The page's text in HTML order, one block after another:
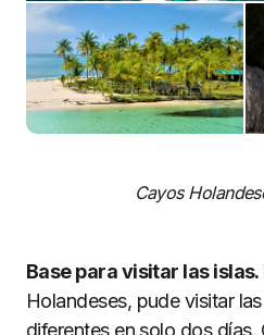
Cayos
Base para visitar las islas.
Holandeses, pude visitar
diferentes en solo dos